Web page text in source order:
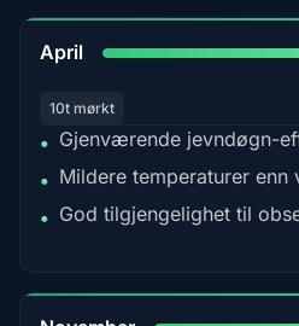
April
10t mørkt
• Gjenværende jevndøgn-
• Mildere temperaturer enn
• God tilgjengelighet til